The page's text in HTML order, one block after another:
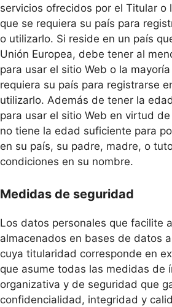
servicios ofrecidos por el Titular o
que se requiera su país para
o utilizarlo. Si reside en un país
Unión Europea, debe tener al
para usar el sitio Web o la
requiera su país para registrarse
utilizarlo. Además de tener la
para usar el sitio Web en virtud
no tiene la edad suficiente para
en su país, su padre, madre, o
condiciones en su nombre.
Medidas de seguridad
Los datos personales que facilite
almacenados en bases de datos
cuya titularidad corresponde en
que asume todas las medidas de
organizativa y de seguridad que
confidencialidad, integridad y